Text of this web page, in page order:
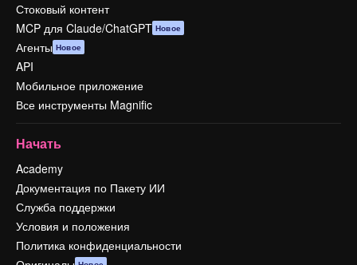
Стоковый контент
MCP для Claude/ChatGPT Новое
Агенты Новое
API
Мобильное приложение
Все инструменты Magnific
Начать
Academy
Документация по Пакету ИИ
Служба поддержки
Условия и положения
Политика конфиденциальности